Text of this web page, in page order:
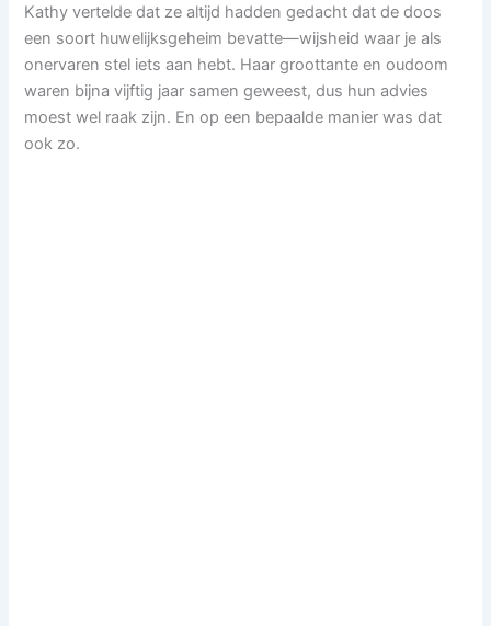
Kathy vertelde dat ze altijd hadden gedacht dat de doos
een soort huwelijksgeheim bevatte—wijsheid waar je als
onervaren stel iets aan hebt. Haar groottante en oudoom
waren bijna vijftig jaar samen geweest, dus hun advies
moest wel raak zijn. En op een bepaalde manier was dat
ook zo.